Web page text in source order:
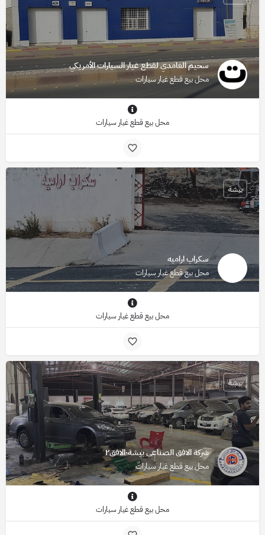
سحيم الغامدي لقطع غيار السيارات الأمريكي
محل بيع قطع غيار سيارات
محل بيع قطع غيار سيارات
سکراب اراميه
محل بيع قطع غيار سيارات
بيشة
محل بيع قطع غيار سيارات
شركة الافق الصناعى بيشة٠الافق٢
محل بيع قطع غيار سيارات
بيشة
محل بيع قطع غيار سيارات